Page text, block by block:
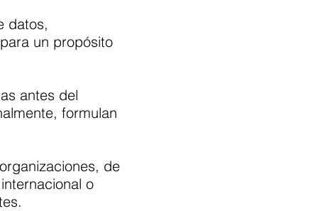
datos,
un propósito
antes del
formulan
de
o